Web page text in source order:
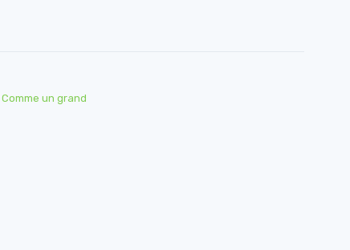
Comme un grand